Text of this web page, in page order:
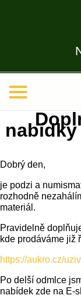
nabídky
Dobrý den,
je podzi a
rozhodně
materiál.
Pravidelně
kde prodáváme již
https://aukro.cz/
Po delší odmlce
nabídek zde na E-